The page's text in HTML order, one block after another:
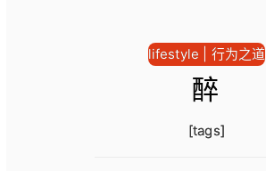
lifestyle | 行为之道
醉
[tags]